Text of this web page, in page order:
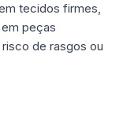
tecidos firmes,
peças
de rasgos ou